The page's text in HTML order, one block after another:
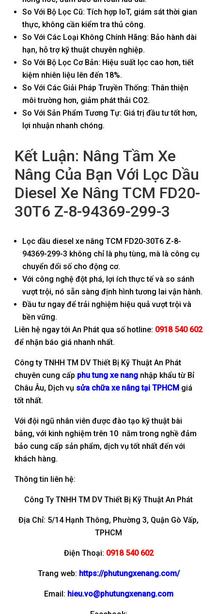
So Với Bộ Lọc Cũ: Tích hợp IoT, giám sát thời gian
thực, không cần kiểm tra thủ công.
So Với Các Loại Không Chính Hãng: Bảo hành dài
hạn, hỗ trợ kỹ thuật chuyên nghiệp.
So Với Bộ Lọc Cơ Bản: Hiệu suất lọc cao hơn, tiết
kiệm nhiên liệu lên đến 18%.
So Với Các Giải Pháp Truyền Thống: Thân thiện
môi trường hơn, giảm phát thải CO2.
So Với Sản Phẩm Tương Tự: Giá trị đầu tư tốt hơn,
lợi nhuận nhanh chóng.
Kết Luận: Nâng Tầm Xe
Nâng Của Bạn Với Lọc Dầu
Diesel Xe Nâng TCM FD20-
30T6 Z-8-94369-299-3
Lọc dầu diesel xe nâng TCM FD20-30T6 Z-8-
94369-299-3 không chỉ là phụ tùng, mà là công cụ
chuyển đổi số cho động cơ.
Với công nghệ đột phá, lợi ích thực tế và so sánh
vượt trội, nó sẵn sàng định hình tương lai vận hành.
Đầu tư ngay để trải nghiệm hiệu quả vượt trội và
bền vững.
Liên hệ ngay tới An Phát qua số hotline: 0918 540 602
để nhận báo giá nhanh nhất.
Công ty TNHH TM DV Thiết Bị Kỹ Thuật An Phát
chuyên cung cấp phu tung xe nang nhập khẩu từ Bỉ
Châu Âu, Dịch vụ sửa chữa xe nâng tại TPHCM giá
tốt nhất.
Với đội ngũ nhân viên được đào tạo kỹ thuật bài
bảng, với kinh nghiệm trên 10 năm trong nghề đảm
bảo cung cấp sản phẩm, dịch vụ tốt nhất đến với
khách hàng.
Thông tin liên hệ:
Công Ty TNHH TM DV Thiết Bị Kỹ Thuật An Phát
Địa Chỉ: 5/14 Hạnh Thông, Phường 3, Quận Gò Vấp,
TPHCM
Điện Thoại: 0918 540 602
Trang web: https://phutungxenang.com/
Email: hieu.vo@phutungxenang.com